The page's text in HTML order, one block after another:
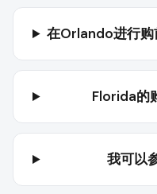
在Orlando进行购
Florida的
我可以